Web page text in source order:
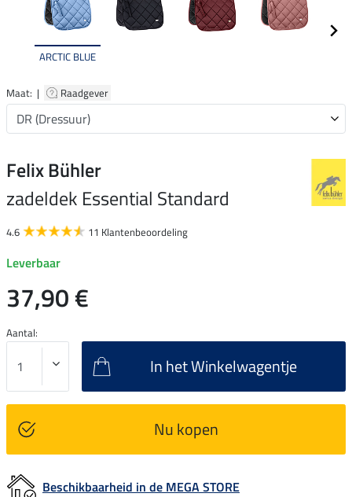
ARCTIC BLUE
Maat: | Raadgever
Felix Bühler
zadeldek Essential Standard
4.6 11 Klantenbeoordeling
Leverbaar
37,90 €
Aantal:
In het Winkelwagentje
Nu kopen
Beschikbaarheid in de MEGA STORE